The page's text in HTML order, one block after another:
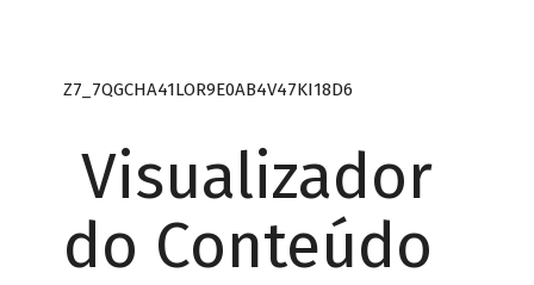
Z7_7QGCHA41LOR9E0AB4V47KI18D6
Visualizador
do Conteúdo